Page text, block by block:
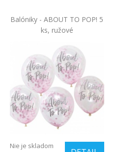
Balóniky - ABOUT TO POP! 5
ks, ružové
Nie je skladom